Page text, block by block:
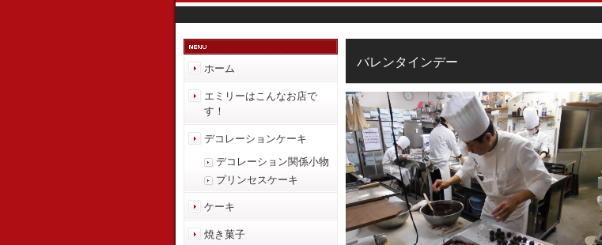
バレンタインデー
ホーム
エミリーはこんなお店で
す！
デコレーションケーキ
デコレーション関係小物
プリンセスケーキ
ケーキ
焼き菓子